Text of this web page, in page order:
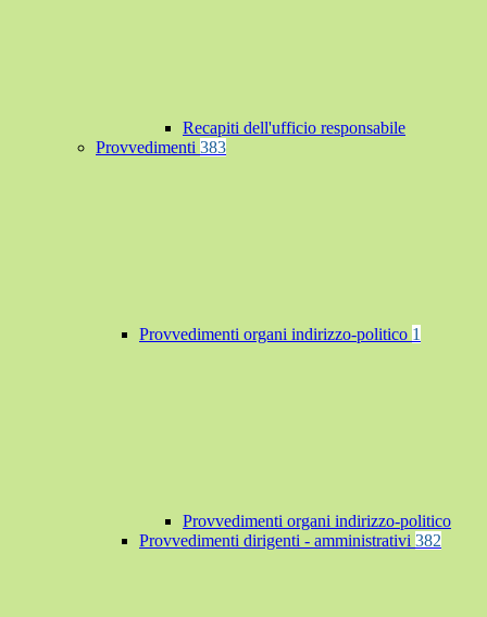
Recapiti dell'ufficio responsabile
Provvedimenti 383
Provvedimenti organi indirizzo-politico 1
Provvedimenti organi indirizzo-politico
Provvedimenti dirigenti - amministrativi 382